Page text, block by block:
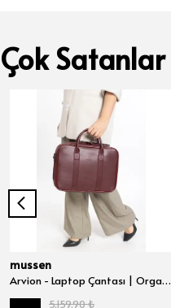
Çok Satanlar
mussen
Arvion - Laptop Çantası | Organizer Evrak ve Bilgisayar Çantası 15", 15.6" ve 16" inç - Bordo Nova
5,159.90 ₺